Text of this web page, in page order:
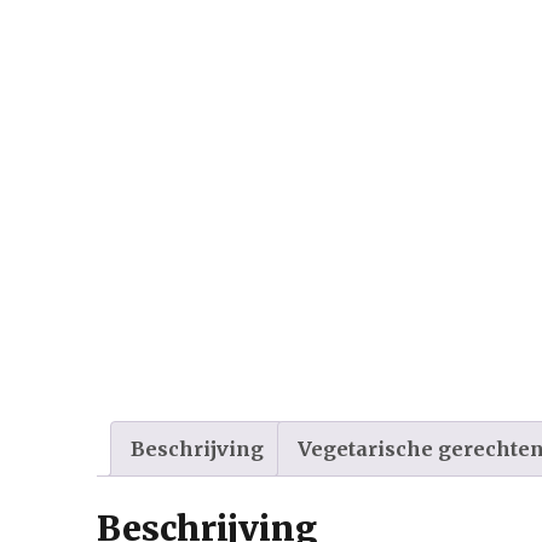
Beschrijving Vegetarische
Beschrijving